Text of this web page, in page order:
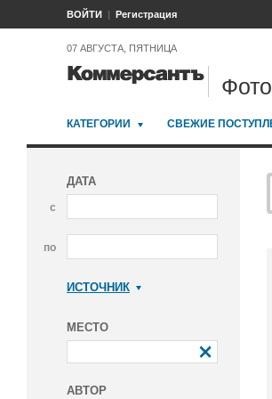
ВОЙТИ Регистрация
07 АВГУСТА, ПЯТНИЦА
Фото
КАТЕГОРИИ СВЕЖИЕ
ДАТА
с
по
ИСТОЧНИК
МЕСТО
АВТОР